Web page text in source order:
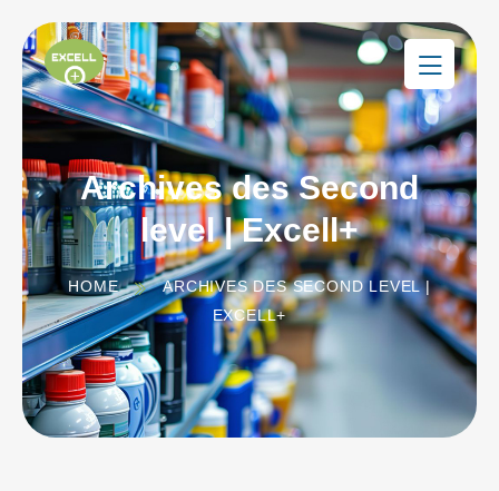
Archives des Second
level | Excell+
HOME
ARCHIVES DES SECOND LEVEL |
EXCELL+